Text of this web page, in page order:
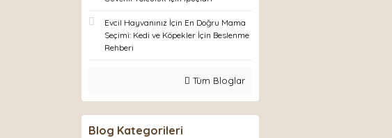
Evcil Hayvanınız İçin En Doğru Mama
Seçimi: Kedi ve Köpekler İçin Beslenme
Rehberi
Tüm Bloglar
Blog Kategorileri